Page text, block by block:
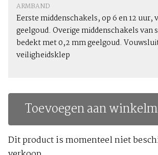
ARMBAND
Eerste middenschakels, op 6 en 12 uur,
geelgoud. Overige middenschakels van
bedekt met 0,2 mm geelgoud.
veiligheidsklep
Toevoegen aan
Dit product is momenteel niet